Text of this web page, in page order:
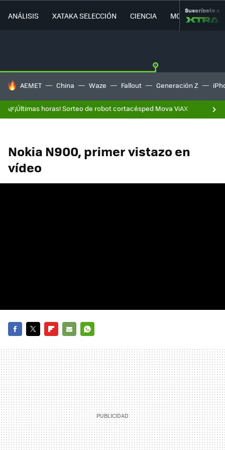
ANÁLISIS XATAKA SELECCIÓN CIENCIA MOVILIDAD
Suscríbete a
HOY SE HABLA DE
AEMET China Waze Fallout Generación Z
🌿¡Últimas horas! Sorteo de robot cortacésped Mova ViAX
Nokia N900, primer vistazo en
vídeo
MAIL